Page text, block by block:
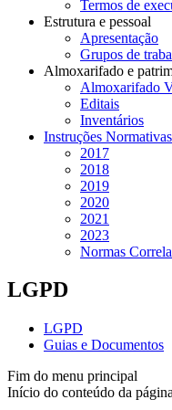
Termos de
Estrutura e pessoal
Apresentação
Grupos de
Almoxarifado e
Almoxarifado
Editais
Inventários
Instruções
2017
2018
2019
2020
2021
2023
Normas
LGPD
LGPD
Guias e Documentos
Fim do menu principal
Início do conteúdo da página